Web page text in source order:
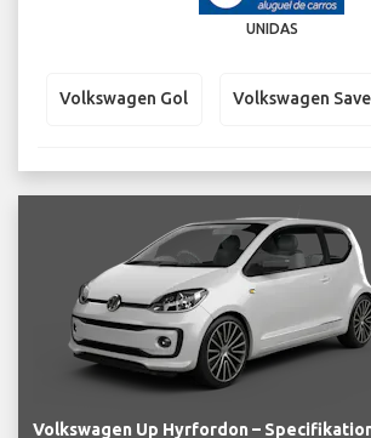
UNIDAS
Volkswagen Gol Volkswagen
Volkswagen Up Hyrfordon –